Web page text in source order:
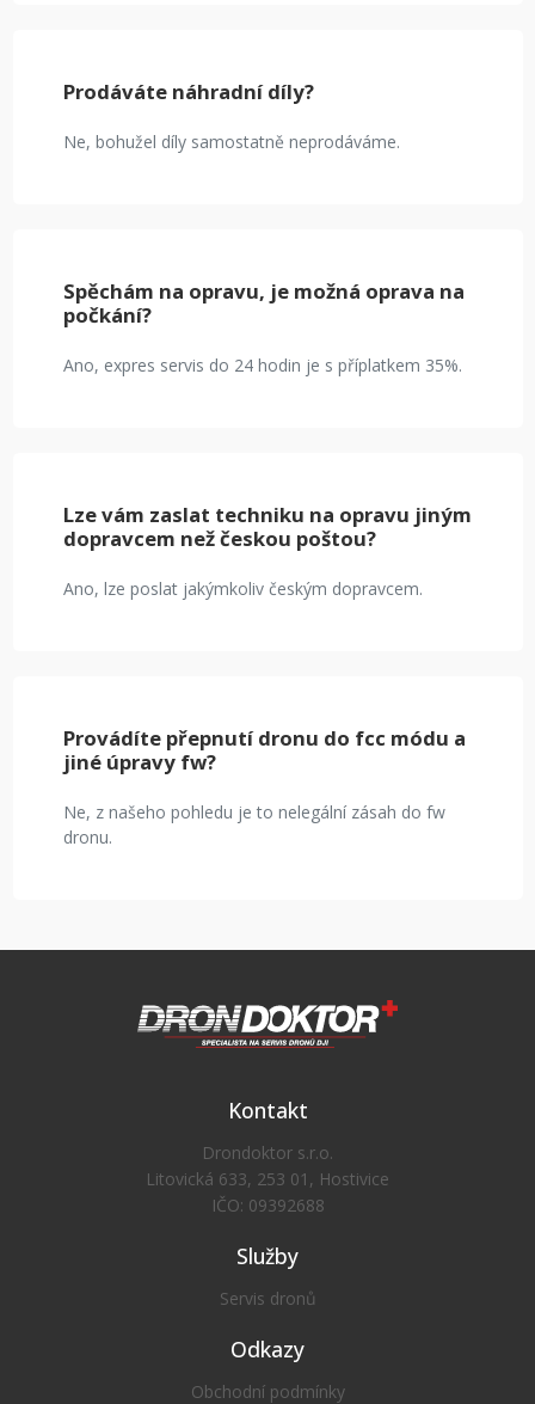
Prodáváte náhradní díly?
Ne, bohužel díly samostatně neprodáváme.
Spěchám na opravu, je možná oprava na
počkání?
Ano, expres servis do 24 hodin je s příplatkem 35%.
Lze vám zaslat techniku na opravu jiným
dopravcem než českou poštou?
Ano, lze poslat jakýmkoliv českým dopravcem.
Provádíte přepnutí dronu do fcc módu a
jiné úpravy fw?
Ne, z našeho pohledu je to nelegální zásah do fw
dronu.
Kontakt
Drondoktor s.r.o.
Litovická 633, 253 01, Hostivice
IČO: 09392688
Služby
Servis dronů
Odkazy
Obchodní podmínky